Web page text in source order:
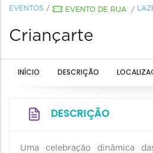
EVENTOS / EVENTO DE RUA /
Criançarte
INÍCIO DESCRIÇÃO
DESCRIÇÃO
Uma celebração dinâmica